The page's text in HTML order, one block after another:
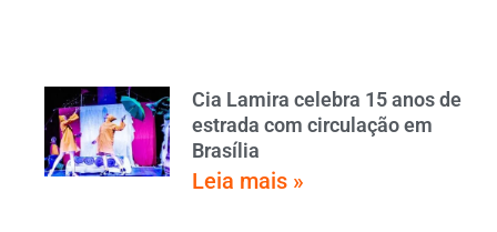
Cia Lamira celebra 15 anos de
estrada com circulação em
Brasília
Leia mais »